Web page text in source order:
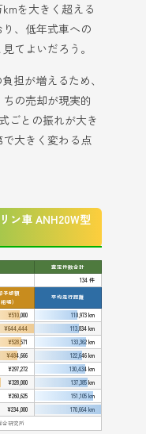
を大きく超える
、低年式車への
てよいだろう。
担が増えるため、
の売却が現実的
ごとの振れが大き
大きく変わる点
ン車 ANH20W型
査定件数合計
134 件
予想額
場）
平均走行距離
¥510,000
110,973 km
¥644,444
113,834 km
¥528,571
133,362 km
¥484,666
122,646 km
¥297,272
130,434 km
¥328,000
137,385 km
¥260,625
151,105 km
¥234,000
170,664 km
合研究所